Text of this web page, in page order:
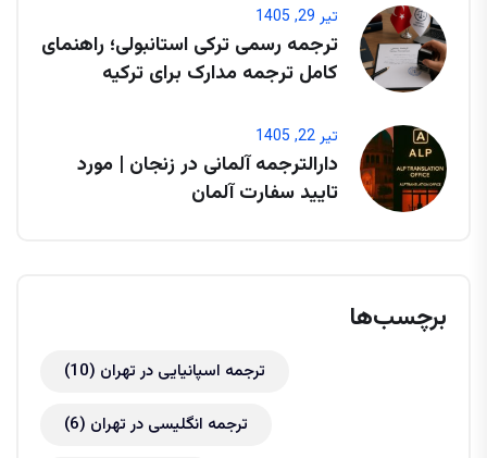
تیر 29, 1405
ترجمه رسمی ترکی استانبولی؛ راهنمای
کامل ترجمه مدارک برای ترکیه
تیر 22, 1405
دارالترجمه آلمانی در زنجان | مورد
تایید سفارت آلمان
برچسب‌ها
ترجمه اسپانیایی در تهران (10)
ترجمه انگلیسی در تهران (6)